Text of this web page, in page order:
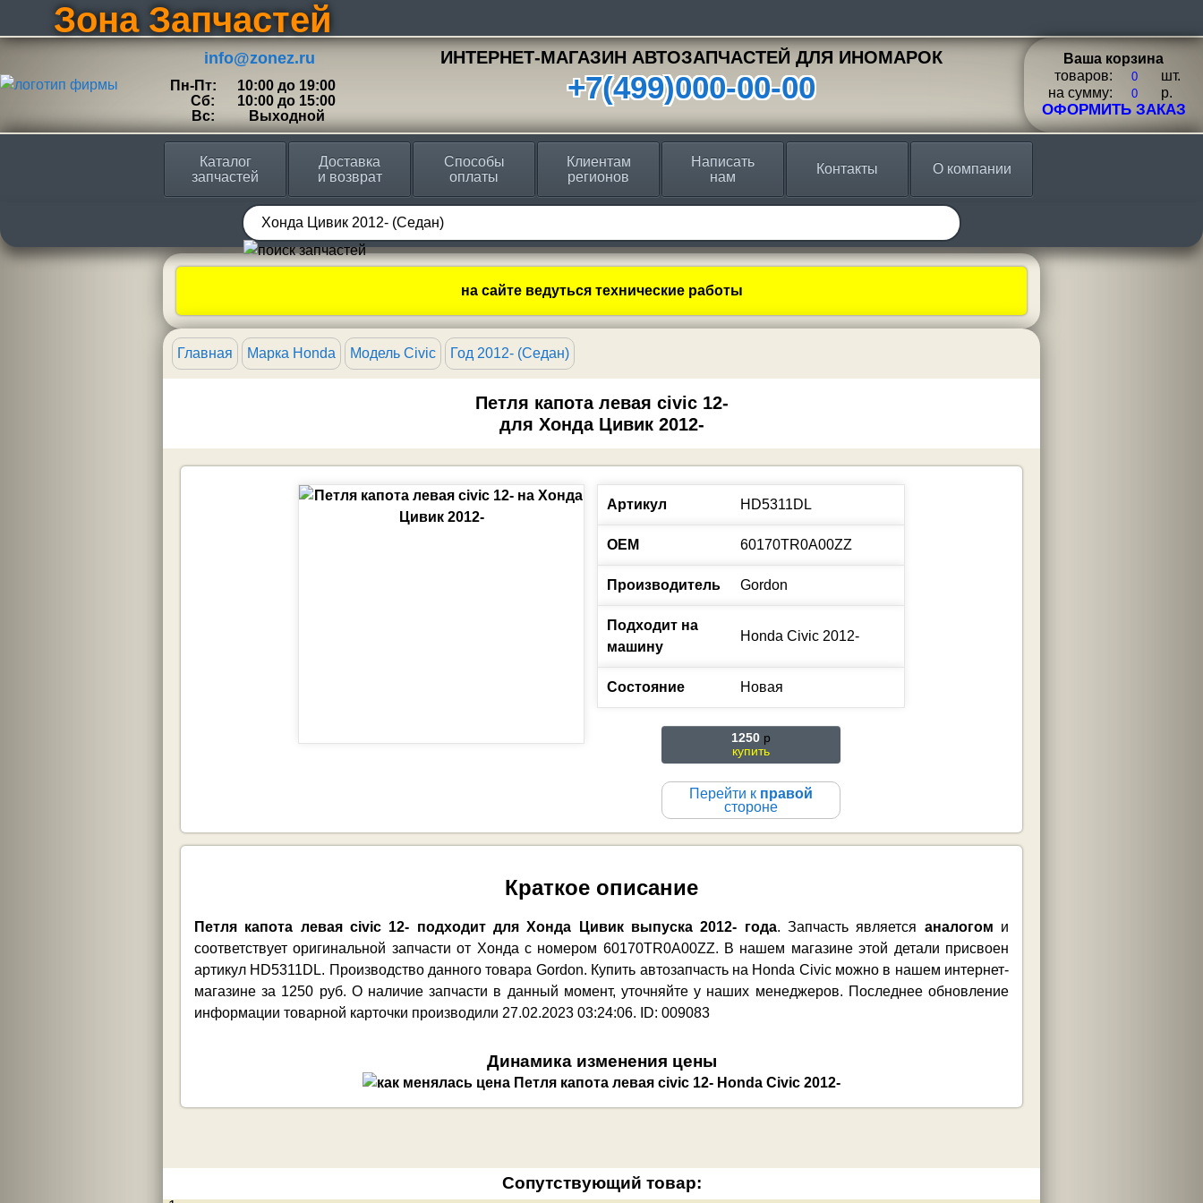
Зона Запчастей
info@zonez.ru
Пн-Пт:
Сб:
Вс:
10:00 до 19:00
10:00 до 15:00
Выходной
ИНТЕРНЕТ-МАГАЗИН АВТОЗАПЧАСТЕЙ ДЛЯ ИНОМАРОК
+7(499)000-00-00
Ваша корзина
товаров:
шт.
на сумму:
p.
ОФОРМИТЬ ЗАКАЗ
Каталог
запчастей
Доставка
и возврат
Способы
оплаты
Клиентам
регионов
Написать
нам
Контакты О компании
на сайте ведуться технические работы
Главная Марка Honda Модель Civic Год 2012- (Седан)
Петля капота левая civic 12-
для Хонда Цивик 2012-
Артикул HD5311DL
ОЕМ 60170TR0A00ZZ
Производитель Gordon
Подходит на
машину
Honda Civic 2012-
Состояние Новая
1250 p
купить
Перейти к правой
стороне
Краткое описание
Петля капота левая civic 12- подходит для Хонда Цивик выпуска 2012- года. Запчасть является аналогом и
соответствует оригинальной запчасти от Хонда с номером 60170TR0A00ZZ. В нашем магазине этой детали присвоен
артикул HD5311DL. Производство данного товара Gordon. Купить автозапчасть на Honda Civic можно в нашем интернет-
магазине за 1250 руб. О наличие запчасти в данный момент, уточняйте у наших менеджеров. Последнее обновление
информации товарной карточки производили 27.02.2023 03:24:06. ID: 009083
Динамика изменения цены
Сопутствующий товар: